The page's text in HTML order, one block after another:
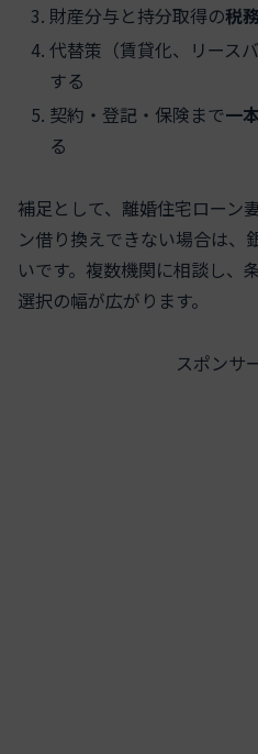
財産分与と持分取得の税
代替策（賃貸化、リース
する
契約・登記・保険まで一
る
補足として、離婚住宅ローン
ン借り換えできない場合は、
いです。複数機関に相談し、
選択の幅が広がります。
スポンサ